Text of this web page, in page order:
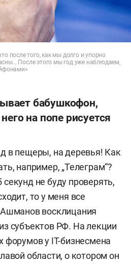
после того, как мы долго и упорно
После этого мы год уже наблюдаем,
бабушкофон,
на попе рисуется
в пещеры, на деревья! Как
например, „Телеграм“?
не буду проверять,
то у меня все
восклицания
субъектов РФ. На лекции
форумов у IT-бизнесмена
области, о котором он